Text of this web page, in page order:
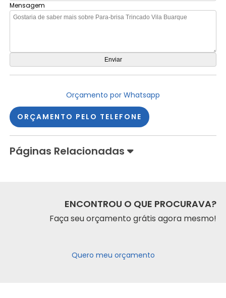
Mensagem
Orçamento por Whatsapp
ORÇAMENTO PELO TELEFONE
Páginas Relacionadas
ENCONTROU O QUE PROCURAVA?
Faça seu orçamento grátis agora mesmo!
Quero meu orçamento